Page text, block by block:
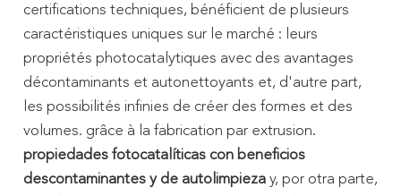
certifications techniques, bénéficient de plusieurs
caractéristiques uniques sur le marché : leurs
propriétés photocatalytiques avec des avantages
décontaminants et autonettoyants et, d'autre part,
les possibilités infinies de créer des formes et des
volumes. grâce à la fabrication par extrusion.
propiedades fotocatalíticas con beneficios
descontaminantes y de autolimpiezay, por otra parte,